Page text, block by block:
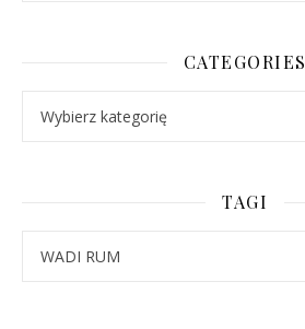
CATEGORIES
TAGI